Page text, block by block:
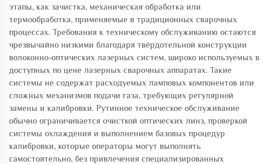
этапы, как зачистка, механическая обработка или
термообработка, применяемые в традиционных сварочных
процессах. Требования к техническому обслуживанию остаются
чрезвычайно низкими благодаря твёрдотельной конструкции
волоконно-оптических лазерных систем, широко используемых в
доступных по цене лазерных сварочных аппаратах. Такие
системы не содержат расходуемых ламповых компонентов или
сложных механизмов подачи газа, требующих регулярной
замены и калибровки. Рутинное техническое обслуживание
обычно ограничивается очисткой оптических линз, проверкой
системы охлаждения и выполнением базовых процедур
калибровки, которые операторы могут выполнять
самостоятельно, без привлечения специализированных